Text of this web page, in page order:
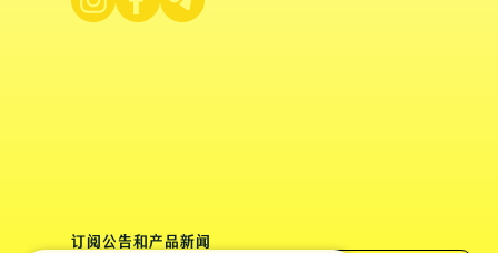
订阅公告和产品新闻